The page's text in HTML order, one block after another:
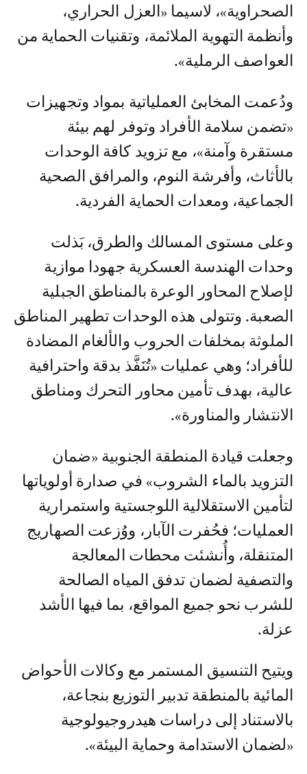
الصحراوية»، لاسيما «العزل الحراري،
وأنظمة التهوية الملائمة، وتقنيات الحماية من
العواصف الرملية».
ودُعمت المخابئ العملياتية بمواد وتجهيزات
«تضمن سلامة الأفراد وتوفر لهم بيئة
مستقرة وآمنة»، مع تزويد كافة الوحدات
بالأثاث، وأفرشة النوم، والمرافق الصحية
الجماعية، ومعدات الحماية الفردية.
وعلى مستوى المسالك والطرق، بَذلت
وحدات الهندسة العسكرية جهودا موازية
لإصلاح المحاور الوعرة بالمناطق الجبلية
الصعبة. وتتولى هذه الوحدات تطهير المناطق
الملوثة بمخلفات الحروب والألغام المضادة
للأفراد؛ وهي عمليات «تُنَفَّذ بدقة واحترافية
عالية، بهدف تأمين محاور التحرك ومناطق
الانتشار والمناورة».
وجعلت قيادة المنطقة الجنوبية «ضمان
التزويد بالماء الشروب» في صدارة أولوياتها
لتأمين الاستقلالية اللوجستية واستمرارية
العمليات؛ فحُفرت الآبار، ووُزعت الصهاريج
المتنقلة، وأُنشئت محطات المعالجة
والتصفية لضمان تدفق المياه الصالحة
للشرب نحو جميع المواقع، بما فيها الأشد
عزلة.
ويتيح التنسيق المستمر مع وكالات الأحواض
المائية بالمنطقة تدبير التوزيع بنجاعة،
بالاستناد إلى دراسات هيدروجيولوجية
«لضمان الاستدامة وحماية البيئة».